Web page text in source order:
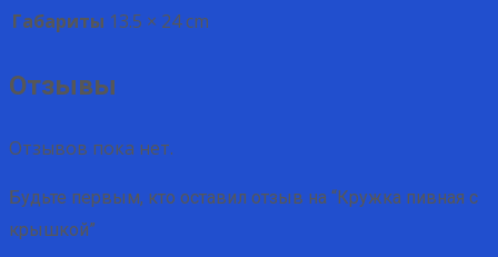
Габариты 13.5 × 24 cm
Отзывы
Отзывов пока нет.
Будьте первым, кто оставил отзыв на “Кружка пивная с
крышкой”